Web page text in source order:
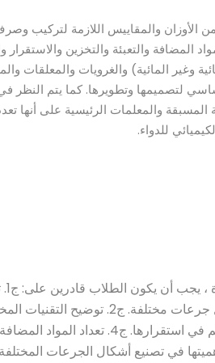
والمقاييس اللازمة لتركيب
المضافة والتعبئة والتخزين
وغير المائية) والغرويات والمعلقات
لتصميمها وتطويرها. كما يتم النظر
والمعلمات الرئيسية على أنها
للدواء.
العوامل الأساسية التي تتحكم في
في تصنيع أشكال الجرعات